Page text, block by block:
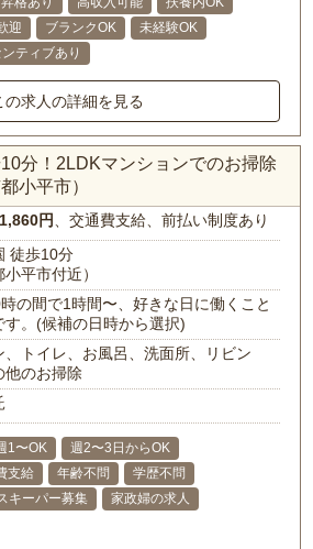
迎 ブランクOK
未経験OK
ティブあり
の求人の詳細を見る
分！2LDKマンションでのお掃除
小平市）
円 、交通費支給、前払い制度あり
徒歩10分
小平市付近）
の間で1時間〜、好きな日に働くこと
す。(候補の日時から選択)
、トイレ、お風呂、洗面所、リビン
他のお掃除
1〜OK
週2〜3日からOK
支給 年齢不問
学歴不問
キーパー募集
家政婦の求人